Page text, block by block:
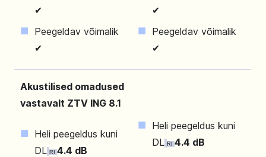
✔
Peegeldav võimalik
✔
✔
Peegeldav võimalik
✔
Akustilised omadused
vastavalt ZTV ING 8.1
Heli peegeldus kuni
DL RI 4.4 dB
Heli peegeldus kuni
DL RI 4.4 dB